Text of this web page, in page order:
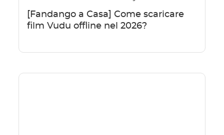
[Fandango a Casa] Come scaricare
film Vudu offline nel 2026?